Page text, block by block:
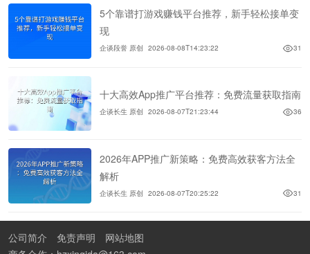
5个靠谱打游戏赚钱平台推荐，新手轻松接单变
现
企谈段誉 原创 2026-08-08T14:23:22 31
十大高效App推广平台推荐：免费流量获取指南
企谈长生 原创 2026-08-07T21:23:44 36
2026年APP推广新策略：免费高效获客方法全
解析
企谈长生 原创 2026-08-07T20:25:22 31
公司简介 免责声明
网站地图